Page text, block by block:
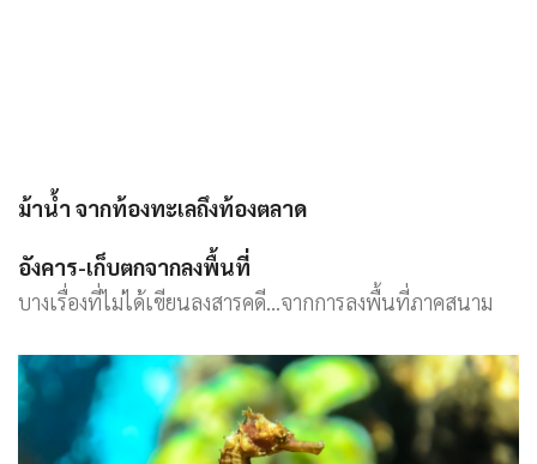
ม้าน้ำ จากท้องทะเลถึงท้องตลาด
อังคาร-เก็บตกจากลงพื้นที่
บางเรื่องที่ไม่ได้เขียนลงสารคดี…จากการลงพื้นที่ภาคสนาม